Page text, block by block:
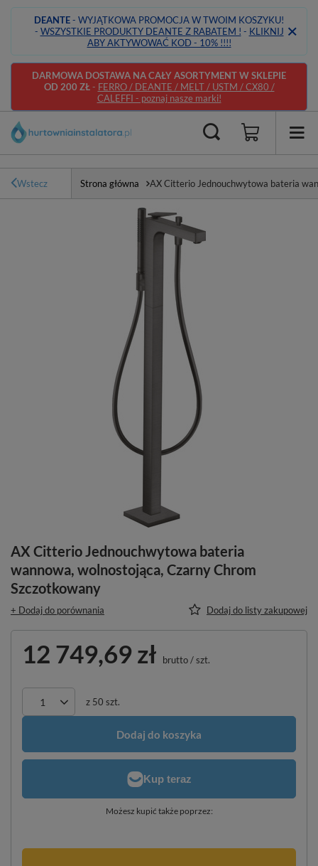
DEANTE- WYJĄTKOWA PROMOCJA W TWOIM KOSZYKU!
- WSZYSTKIE PRODUKTY DEANTE Z RABATEM ! - KLIKNIJ
ABY AKTYWOWAĆ KOD - 10% !!!!
DARMOWA DOSTAWA NA CAŁY ASORTYMENT W SKLEPIE
OD 200 ZŁ- FERRO / DEANTE / MELT / USTM / CX80 /
CALEFFI - poznaj nasze marki!
Wstecz Strona główna AX Citterio Jednouchwytowa bateria
AX Citterio Jednouchwytowa bateria
wannowa, wolnostojąca, Czarny Chrom
Szczotkowany
+ Dodaj do porównania Dodaj do listy zakupowej
12 749,69 zł brutto/szt.
z 50 szt.
Dodaj do koszyka
Możesz kupić także poprzez: